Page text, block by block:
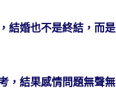
結婚也不是終結，而
，結果感情問題無聲